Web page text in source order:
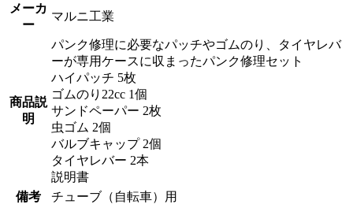
メーカ
ー
マルニ工業
商品説
明
パンク修理に必要なパッチやゴムのり、タイヤレバ
ーが専用ケースに収まったパンク修理セット
ハイパッチ 5枚
ゴムのり22cc 1個
サンドペーパー 2枚
虫ゴム 2個
バルブキャップ 2個
タイヤレバー 2本
説明書
備考
チューブ（自転車）用